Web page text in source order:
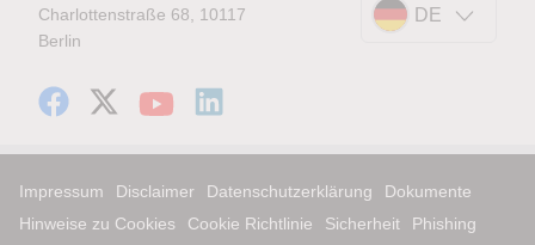
Charlottenstraße 68, 10117
Berlin
DE
Impressum Disclaimer Datenschutzerklärung
Dokumente
Hinweise zu Cookies
Cookie Richtlinie Sicherheit
Phishing